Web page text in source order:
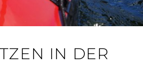
IN DER